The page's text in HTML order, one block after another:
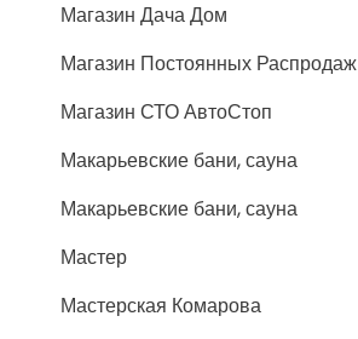
Магазин Дача Дом
Магазин Постоянных Распродаж
Магазин СТО АвтоСтоп
Макарьевские бани, сауна
Макарьевские бани, сауна
Мастер
Мастерская Комарова